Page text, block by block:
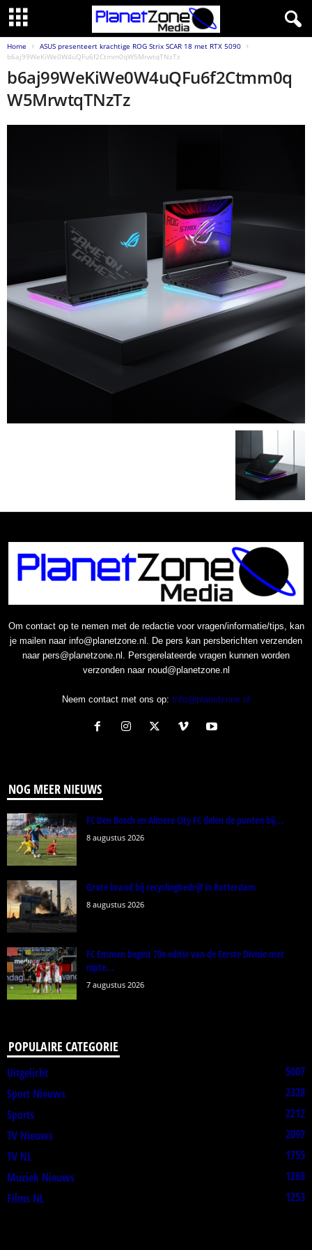
Home
ASUS presenteert krachtige ROG Strix SCAR 18 met RTX 5090
b6aj99WeKiWe0W4uQFu6f2Ctmm0qW5MrwtqTNzTz
b6aj99WeKiWe0W4uQFu6f2Ctmm0q
W5MrwtqTNzTz
Om contact op te nemen met de redactie voor vragen/informatie/tips, kan
je mailen naar info@planetzone.nl. De pers kan persberichten verzenden
naar pers@planetzone.nl. Persgerelateerde vragen kunnen worden
verzonden naar noud@planetzone.nl
Neem contact met ons op: Info@planetzone.nl
NOG MEER NIEUWS
FC Den Bosch en Almere City FC delen de punten bij...
8 augustus 2026
Grote brand bij recyclingbedrijf in Rotterdam
8 augustus 2026
FC Emmen begint 70e editie van de Eerste Divisie met
nipte...
7 augustus 2026
POPULAIRE CATEGORIE
Uitgelicht
5007
Sport Nieuws
2328
Sports
2212
TV Nieuws
2097
TV NL
1755
Muziek Nieuws
1268
Films NL
1253